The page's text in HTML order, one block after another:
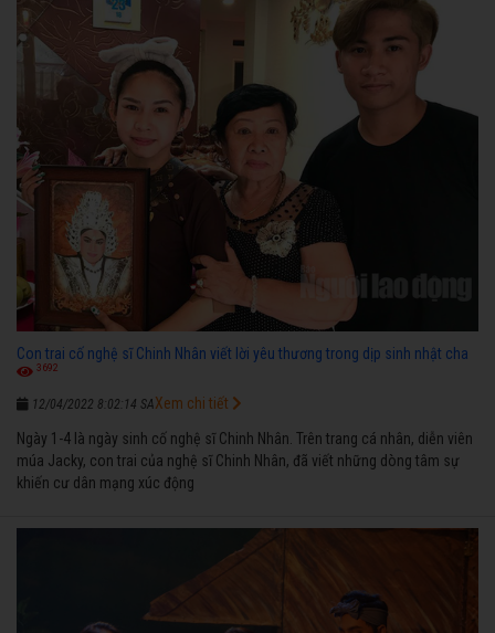
Con trai cố nghệ sĩ Chinh Nhân viết lời yêu thương trong dịp sinh nhật cha
3692
12/04/2022 8:02:14 SA
Ngày 1-4 là ngày sinh cố nghệ sĩ Chinh Nhân. Trên trang cá nhân, diễn viên
múa Jacky, con trai của nghệ sĩ Chinh Nhân, đã viết những dòng tâm sự
khiến cư dân mạng xúc động
Xem chi tiết